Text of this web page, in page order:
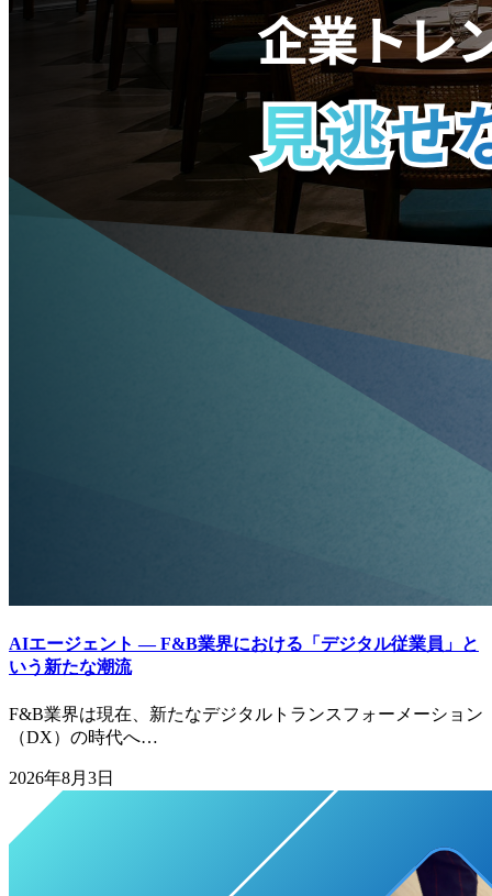
AIエージェント ― F&B業界における「デジタル従業員」と
いう新たな潮流
F&B業界は現在、新たなデジタルトランスフォーメーション
（DX）の時代へ…
2026年8月3日